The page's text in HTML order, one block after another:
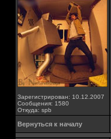
Зарегистрирован: 10.12.2007
Сообщения: 1580
Откуда: spb
Вернуться к началу